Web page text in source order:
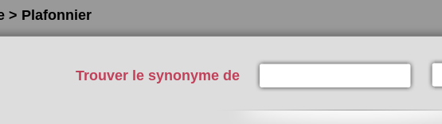
> Plafonnier
Trouver le synonyme de